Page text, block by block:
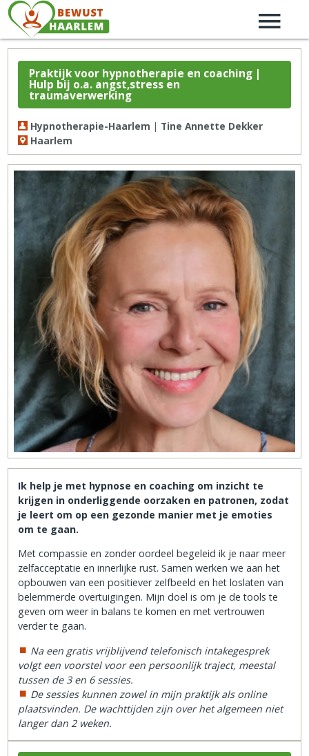
Praktijk voor hypnotherapie en coaching |
Hulp bij o.a. angst,stress en
traumaverwerking
Hypnotherapie-Haarlem | Tine Annette Dekker
Haarlem
Ik help je met hypnose en coaching om inzicht te
krijgen in onderliggende oorzaken en patronen, zodat
je leert om op een gezonde manier met je emoties
om te gaan.
Met compassie en zonder oordeel begeleid ik je naar meer
zelfacceptatie en innerlijke rust. Samen werken we aan het
opbouwen van een positiever zelfbeeld en het loslaten van
belemmerde overtuigingen. Mijn doel is om je de tools te
geven om weer in balans te komen en met vertrouwen
verder te gaan.
Na een gratis vrijblijvend telefonisch intakegesprek
volgt een voorstel voor een persoonlijk traject, meestal
tussen de 3 en 6 sessies.
De sessies kunnen zowel in mijn praktijk als online
plaatsvinden. De wachttijden zijn over het algemeen niet
langer dan 2 weken.